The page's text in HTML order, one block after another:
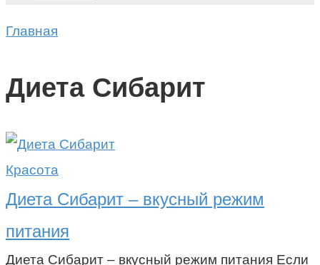
Главная
Диета Сибарит
Красота
Диета Сибарит – вкусный режим
питания
Диета Сибарит – вкусный режим питания Если